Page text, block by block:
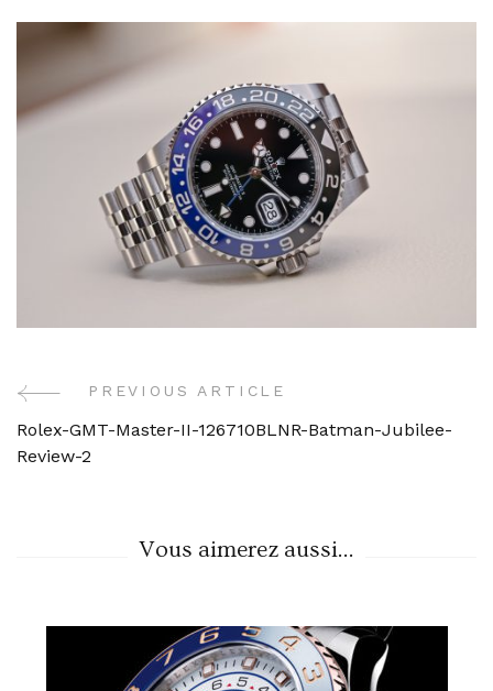
Post
Navigation
PREVIOUS ARTICLE
Rolex-GMT-Master-II-126710BLNR-Batman-Jubilee-
Review-2
Vous aimerez aussi...